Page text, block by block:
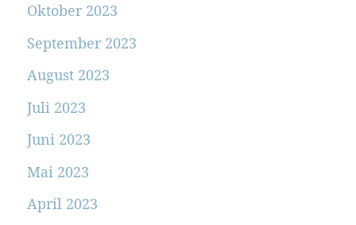
Oktober 2023
September 2023
August 2023
Juli 2023
Juni 2023
Mai 2023
April 2023